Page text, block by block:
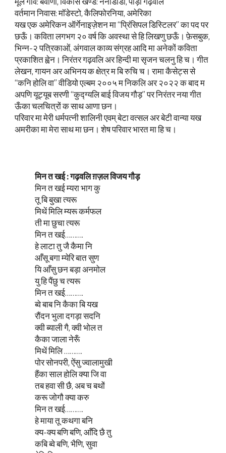
वर्तमान निवास: मॉडेस्टो, कैलिफोरनिया, अमेरिका
यख एक अमेरिकन ऑर्गेनाइज़ेशन मा “प्रिंसिपल डिस्टिलर” का पद पर
छऊँ। कविता लगभग २० वर्ष कि अवस्था से हि लिखणु छऊँ। फ़ेसबुक,
भिन्न-२ पत्रिकाओं, अंगवाल काव्य संग्रह आदि मा अनेकों कविता
प्रकाशित ह्वेन। निरंतर गढ़वलि अर हिन्दी मा सृजन चलनु हि च। गीत
लेखन, गायन अर अभिनय क क्षेत्र म बि रुचि च। रामा कैसेट्स से
“कनि होलि वा” वीडियो एल्बम २००५ म निकलि अर २०२२ क बाद म
अपणि यूट्यूब सरणी “कुद्ग्यलि बाई विजय गौड़” पर निरंतर नया गीत
ऊँका चलचित्रों क साथ आणा छन।
परिवार मा मेरी धर्मपत्नी शालिनी एवम् बेटा वत्सल अर बेटी वान्या यख
अमरीका मा मेरा साथ मा छन। शेष परिवार भारत मा हि च।
मिन त खई : गढ़वलि ग़ज़ल विजय गौड़
मिन त खई म्यरा भाग कु
तू बि बुखा त्यरू
मिथें मिलि म्यरू कर्मफल
ती मा छुचा त्यरू
मिन त खई……….
हे लाटा तु जै कैमा नि
आँसू बगा म्येरि बात सुण
यि आँसु छन बड़ा अनमोल
यु हि पैंछु च त्यरू
मिन त खई……….
ब्वे बाब नि कैका बि यख
रौंदन भुला दगड़ा सदनि
क्वी ब्याली गै, क्वी भोल त
कैका जाला नेरूँ
मिथें मिलि ……….
पोर सोनपरी, ऐंसु ज्वालामुखी
हैंका साल होलि क्या जि वा
तब हवा सी छै, अब च बथों
करू जोगौ क्या करु
मिन त खई……….
हे माया तू कथगा बनि
क्य-क्य बणि बणि, आँदि छै तु
कबि ब्वे बणि, भैणि, सुवा